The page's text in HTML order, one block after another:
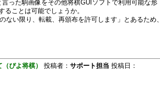
った駒画像をその他将棋GUIソフトで利用可能な形
ことは可能でしょうか。
ない限り、転載、再頒布を許可します」とあるため、
ぴよ将棋） 投稿者： サポート担当 投稿日：